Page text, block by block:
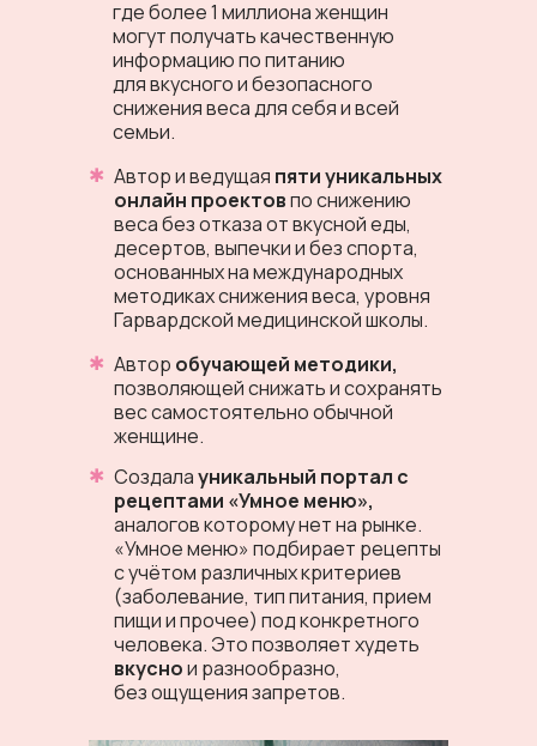
где более 1 миллиона женщин
могут получать качественную
информацию по питанию
для вкусного и безопасного
снижения веса для себя и всей
семьи.
Автор и ведущая пяти уникальных
онлайн проектовпо снижению
веса без отказа от вкусной еды,
десертов, выпечки и без спорта,
основанных на международных
методиках снижения веса, уровня
Гарвардской медицинской школы.
Автор обучающей методики,
позволяющей снижать и сохранять
вес самостоятельно обычной
женщине.
Создалауникальный портал с
рецептами «Умное меню»,
аналогов которому нет на рынке.
«Умное меню» подбирает рецепты
с учётом различных критериев
(заболевание, тип питания, прием
пищи и прочее) под конкретного
человека. Это позволяет худеть
вкуснои разнообразно,
без ощущения запретов.
✱
✱
✱